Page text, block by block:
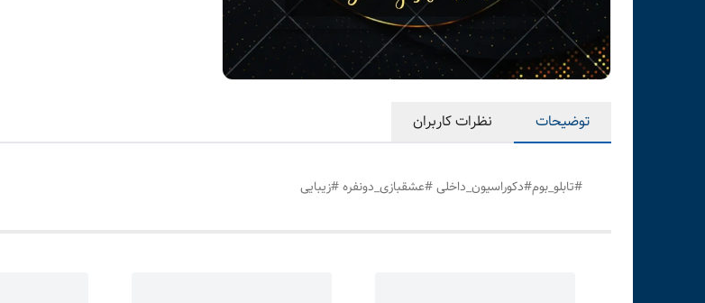
توضیحات نظرات کاربران
#تابلو_بوم#دکوراسیون_داخلی #عشقبازی_دونفره #زیبایی